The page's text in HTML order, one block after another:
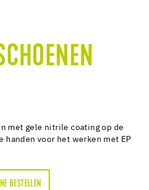
met gele nitrile coating op de
handen voor het werken met EP
BESTELLEN